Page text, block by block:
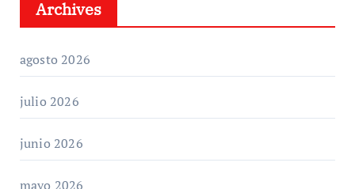
Archives
agosto 2026
julio 2026
junio 2026
mayo 2026